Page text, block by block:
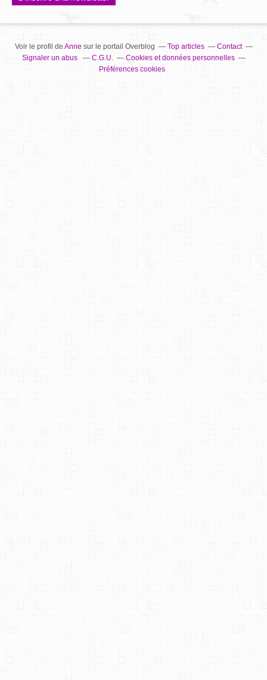
Voir le profil de Annesur le portail Overblog Top articles
Contact
Signaler un abus
C.G.U.
Cookies et données personnelles
Préférences cookies